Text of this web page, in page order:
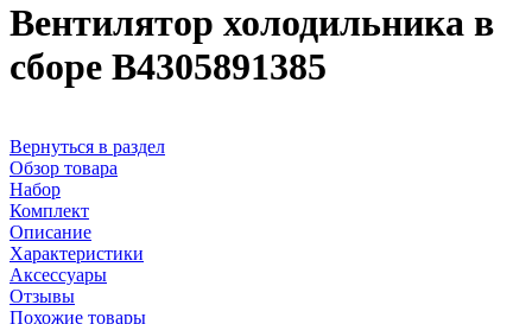
Вентилятор холодильника в
сборе B4305891385
Вернуться в раздел
Обзор товара
Набор
Комплект
Описание
Характеристики
Аксессуары
Отзывы
Похожие товары